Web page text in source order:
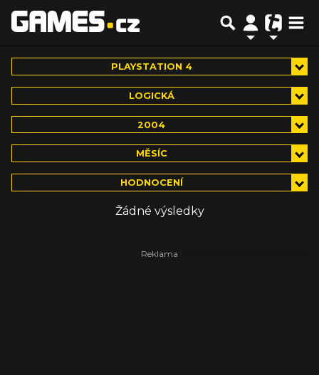
PLAYSTATION 4
LOGICKÁ
2004
MĚSÍC
HODNOCENÍ
Žádné výsledky